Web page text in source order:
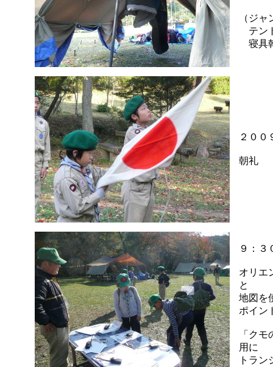
（ジ
テン
寝具
２０
朝礼
９：３
オリエ
と
地図を
ポイ
「ク
用に
トラン